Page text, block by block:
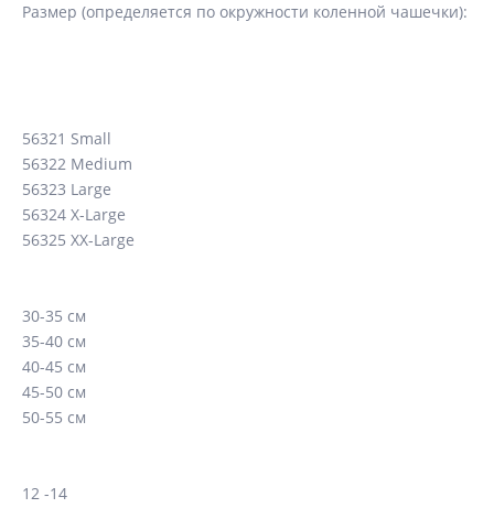
Размер (определяется по окружности коленной чашечки):
56321 Small
56322 Medium
56323 Large
56324 X-Large
56325 XX-Large
30-35 см
35-40 см
40-45 см
45-50 см
50-55 см
12 -14